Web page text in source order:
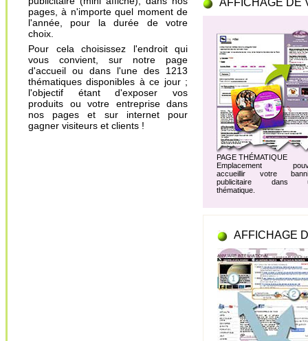
pages, à n'importe quel moment de
l'année, pour la durée de votre
choix.
Pour cela choisissez l'endroit qui
vous convient, sur notre page
d'accueil ou dans l'une des 1213
thématiques disponibles à ce jour ;
l'objectif étant d'exposer vos
produits ou votre entreprise dans
nos pages et sur internet pour
gagner visiteurs et clients !
AFFICHAGE DE
PAGE THÉMATIQUE
Emplacement
accueillir votre
publicitaire dans
thématique.
AFFICHAGE